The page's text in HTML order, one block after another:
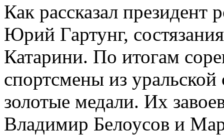
Как рассказал
Юрий Гартунг,
Катарини. По итогам
спортсмены из
золотые медали. Их
Владимир Белоусов и